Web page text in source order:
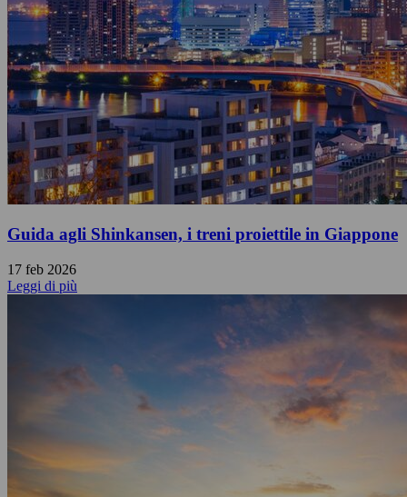
Guida agli Shinkansen, i treni proiettile in Giappone
17 feb 2026
Leggi di più